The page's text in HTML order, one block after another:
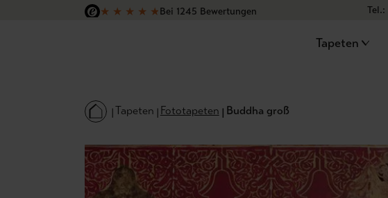
Hauptinhalt springen
Zur Suche springen
Zur Hauptnavigation springen
★ ★ ★ ★ ★Bei 1245 Bewertungen
Tel.:
Tapeten
Tapeten Fototapeten Buddha groß